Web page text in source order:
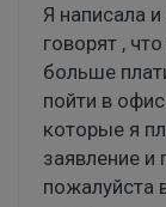
Я написала
говорят ,
больше
пойти в
которые я
заявление и
пожалуйста